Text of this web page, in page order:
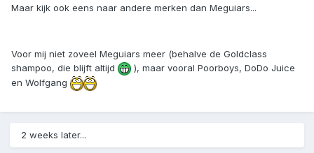
Maar kijk ook eens naar andere merken dan Meguiars...
Voor mij niet zoveel Meguiars meer (behalve de Goldclass
shampoo, die blijft altijd
), maar vooral Poorboys, DoDo Juice
en Wolfgang
2 weeks later...